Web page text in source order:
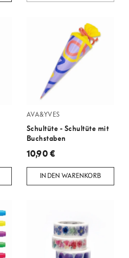
AVA&YVES
Schultüte - Schultüte mit
Buchstaben
10,90 €
IN DEN WARENKORB